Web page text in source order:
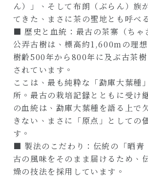
ん）」、そして布朗（ぶらん）族
てきた、まさに茶の聖地とも呼べ
■ 歴史と血統：最古の茶寨（ちゃ
公弄古樹は、標高約1,600mの理想
樹齢500年から800年に及ぶ古茶
されています。
ここは、最も純粋な「勐庫大葉種
所。最古の栽培記録とともに受け
の血統は、勐庫大葉種を語る上で
きない、まさに「原点」としての
す。
■ 製法のこだわり：伝統の「晒青
古の風味をそのまま届けるため、
燥の技法を採用しています。